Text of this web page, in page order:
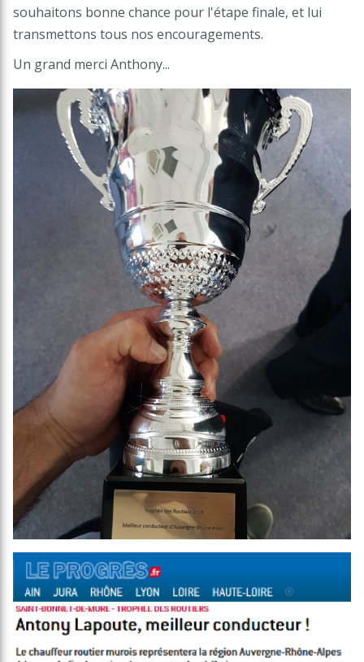
souhaitons bonne chance pour l'étape finale, et lui
transmettons tous nos encouragements.
Un grand merci Anthony...